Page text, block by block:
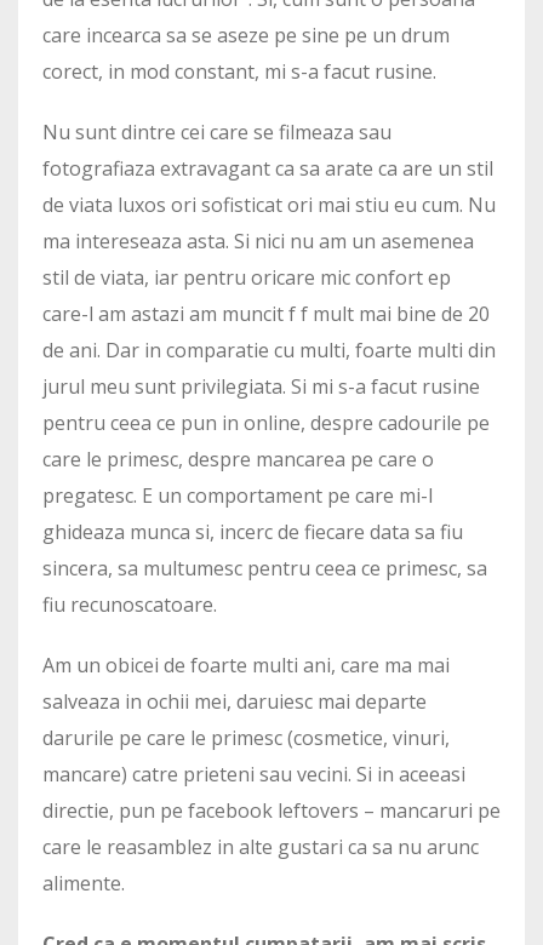
care incearca sa se aseze pe sine pe un drum
corect, in mod constant, mi s-a facut rusine.
Nu sunt dintre cei care se filmeaza sau
fotografiaza extravagant ca sa arate ca are un stil
de viata luxos ori sofisticat ori mai stiu eu cum. Nu
ma intereseaza asta. Si nici nu am un asemenea
stil de viata, iar pentru oricare mic confort ep
care-l am astazi am muncit f f mult mai bine de 20
de ani. Dar in comparatie cu multi, foarte multi din
jurul meu sunt privilegiata. Si mi s-a facut rusine
pentru ceea ce pun in online, despre cadourile pe
care le primesc, despre mancarea pe care o
pregatesc. E un comportament pe care mi-l
ghideaza munca si, incerc de fiecare data sa fiu
sincera, sa multumesc pentru ceea ce primesc, sa
fiu recunoscatoare.
Am un obicei de foarte multi ani, care ma mai
salveaza in ochii mei, daruiesc mai departe
darurile pe care le primesc (cosmetice, vinuri,
mancare) catre prieteni sau vecini. Si in aceeasi
directie, pun pe facebook leftovers – mancaruri pe
care le reasamblez in alte gustari ca sa nu arunc
alimente.